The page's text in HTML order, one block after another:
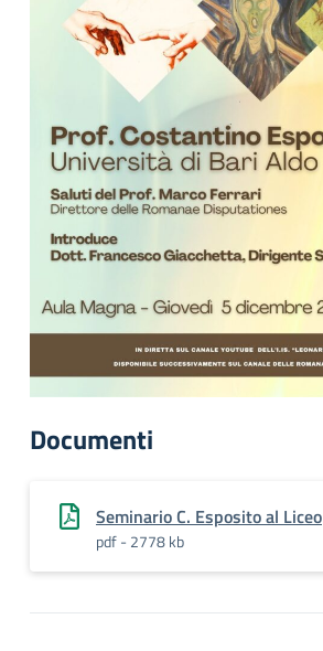
Documenti
Seminario C. Esposito al Liceo
pdf - 2778 kb